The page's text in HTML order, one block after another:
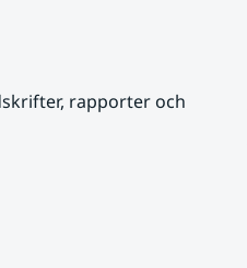
rapporter och